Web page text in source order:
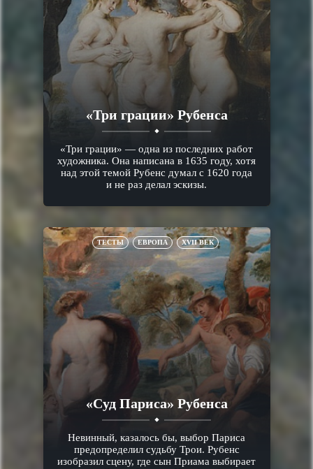
«Три грации» Рубенса
«Три грации» — одна из последних работ
художника. Она написана в 1635 году, хотя
над этой темой Рубенс думал с 1620 года
и не раз делал эскизы.
ТЕСТЫ ЕВРОПА XVII ВЕК
«Суд Париса» Рубенса
Невинный, казалось бы, выбор Париса
предопределил судьбу Трои. Рубенс
изобразил сцену, где сын Приама выбирает